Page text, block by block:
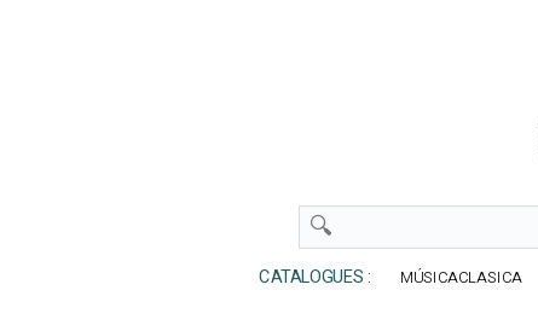
CATALOGUES : MÚSICACLASICA